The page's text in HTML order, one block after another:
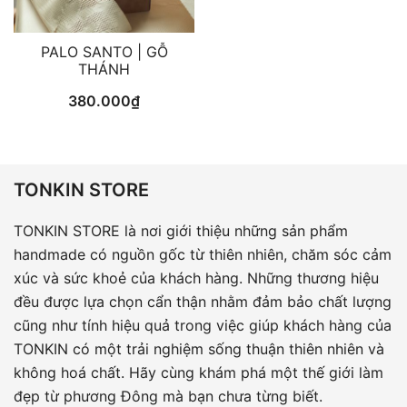
PALO SANTO | GỖ
THÁNH
380.000₫
TONKIN STORE
TONKIN STORE là nơi giới thiệu những sản phẩm
handmade có nguồn gốc từ thiên nhiên, chăm sóc cảm
xúc và sức khoẻ của khách hàng. Những thương hiệu
đều được lựa chọn cẩn thận nhằm đảm bảo chất lượng
cũng như tính hiệu quả trong việc giúp khách hàng của
TONKIN có một trải nghiệm sống thuận thiên nhiên và
không hoá chất. Hãy cùng khám phá một thế giới làm
đẹp từ phương Đông mà bạn chưa từng biết.